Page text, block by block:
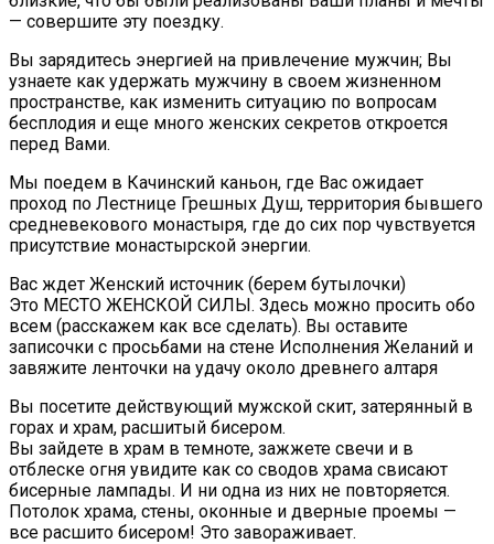
— совершите эту поездку.
Вы зарядитесь энергией на привлечение мужчин; Вы
узнаете как удержать мужчину в своем жизненном
пространстве, как изменить ситуацию по вопросам
бесплодия и еще много женских секретов откроется
перед Вами.
Мы поедем в Качинский каньон, где Вас ожидает
проход по Лестнице Грешных Душ, территория бывшего
средневекового монастыря, где до сих пор чувствуется
присутствие монастырской энергии.
Вас ждет Женский источник (берем бутылочки)
Это МЕСТО ЖЕНСКОЙ СИЛЫ. Здесь можно просить обо
всем (расскажем как все сделать). Вы оставите
записочки с просьбами на стене Исполнения Желаний и
завяжите ленточки на удачу около древнего алтаря
Вы посетите действующий мужской скит, затерянный в
горах и храм, расшитый бисером.
Вы зайдете в храм в темноте, зажжете свечи и в
отблеске огня увидите как со сводов храма свисают
бисерные лампады. И ни одна из них не повторяется.
Потолок храма, стены, оконные и дверные проемы —
все расшито бисером! Это завораживает.